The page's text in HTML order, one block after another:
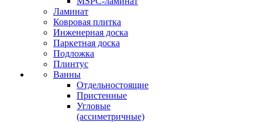
Ламинат
Ковровая плитка
Инженерная доска
Паркетная доска
Подложка
Плинтус
Ванны
Отдельностоящие
Пристенные
Угловые
(ассиметричные)